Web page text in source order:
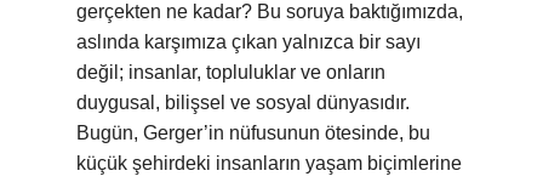
gerçekten ne kadar? Bu soruya baktığımızda,
aslında karşımıza çıkan yalnızca bir sayı
değil; insanlar, topluluklar ve onların
duygusal, bilişsel ve sosyal dünyasıdır.
Bugün, Gerger’in nüfusunun ötesinde, bu
küçük şehirdeki insanların yaşam biçimlerine